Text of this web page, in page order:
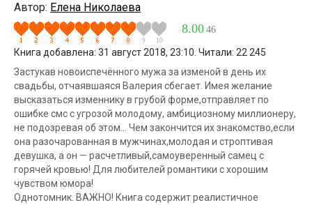
Автор: Елена Николаева
8.00 46
Книга добавлена: 31 август 2018, 23:10. Читали: 22 245
Застукав новоиспечённого мужа за изменой в день их
свадьбы, отчаявшаяся Валерия сбегает. Имея желание
высказаться изменнику в грубой форме,отправляет по
ошибке смс с угрозой молодому, амбициозному миллионеру,
не подозревая об этом... Чем закончится их знакомство,если
она разочарованная в мужчинах,молодая и строптивая
девушка, а он — расчетливый,самоуверенный самец с
горячей кровью! Для любителей романтики с хорошим
чувством юмора!
Однотомник. ВАЖНО! Книга содержит реалистичное